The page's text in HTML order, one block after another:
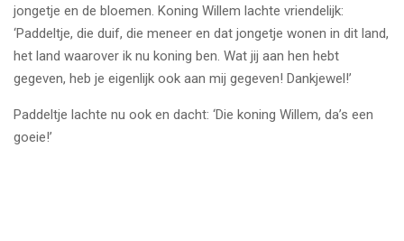
jongetje en de bloemen. Koning Willem lachte vriendelijk:
‘Paddeltje, die duif, die meneer en dat jongetje wonen in dit land,
het land waarover ik nu koning ben. Wat jij aan hen hebt
gegeven, heb je eigenlijk ook aan mij gegeven! Dankjewel!’
Paddeltje lachte nu ook en dacht: ‘Die koning Willem, da’s een
goeie!’